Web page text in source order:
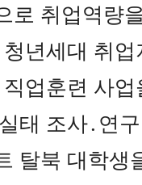
로 취업역량
년세대 취
업훈련 사
태 조사․ 연
탈북 대학생